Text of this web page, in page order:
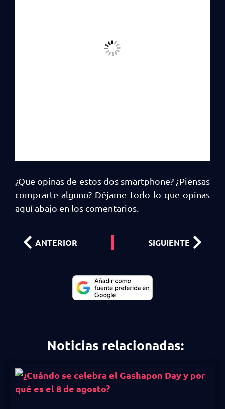
¿Que opinas de estos dos smartphone? ¿Piensas
comprarte alguno? Déjame todo lo que opinas
aquí abajo en los comentarios.
ANTERIOR SIGUIENTE
Noticias relacionadas: